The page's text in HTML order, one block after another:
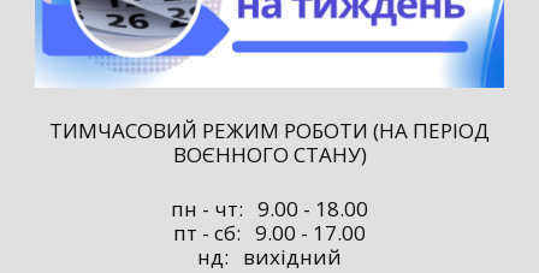
ТИМЧАСОВИЙ РЕЖИМ РОБОТИ (НА ПЕРІОД
ВОЄННОГО СТАНУ)
пн - чт: 9.00 - 18.00
пт - сб: 9.00 - 17.00
нд: вихідний